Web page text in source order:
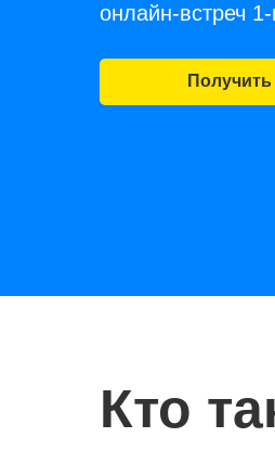
онлайн-встреч
Получить
Кто